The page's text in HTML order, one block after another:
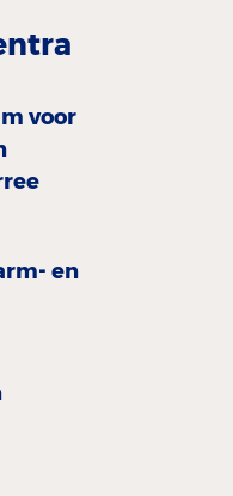
voor
en